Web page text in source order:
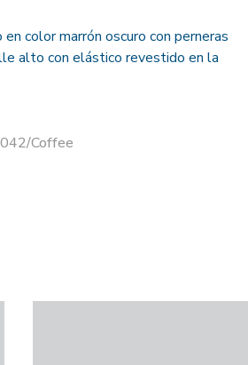
color marrón oscuro con perneras
alto con elástico revestido en la
Coffee